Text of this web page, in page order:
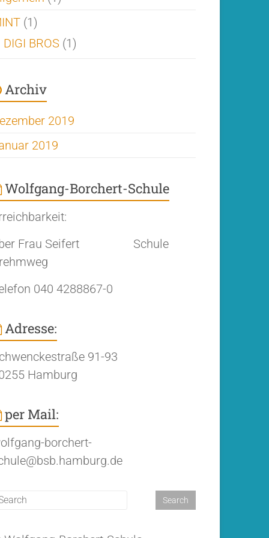
(1)
DIGI BROS (1)
Archiv
2019
2019
Wolfgang-Borchert-Schule
Frau Seifert Schule
040 4288867-0
Adresse:
91-93
Hamburg
per Mail:
borchert-